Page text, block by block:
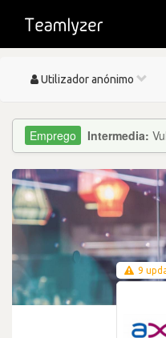
Toggle
Utilizador anónimo
Intermedia:
9